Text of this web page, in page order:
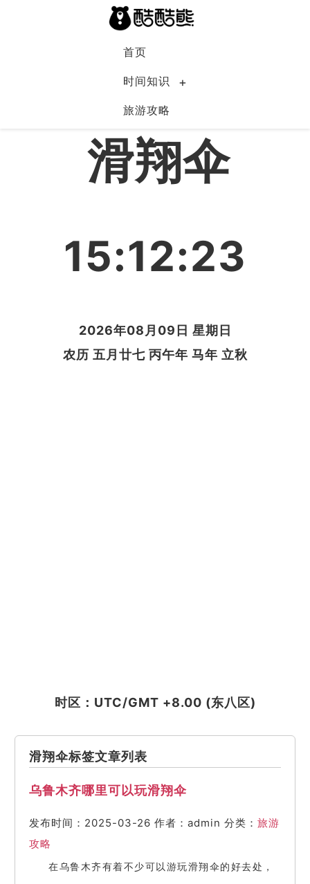
首页
时间知识
旅游攻略
中国
滑翔伞
15:12:23
2026年08月09日 星期日
农历 五月廿七 丙午年 马年 立秋
时区：UTC/GMT +8.00 (东八区)
滑翔伞标签文章列表
乌鲁木齐哪里可以玩滑翔伞
发布时间：2025-03-26 作者：admin 分类： 旅游
攻略
在乌鲁木齐有着不少可以游玩滑翔伞的好去处，